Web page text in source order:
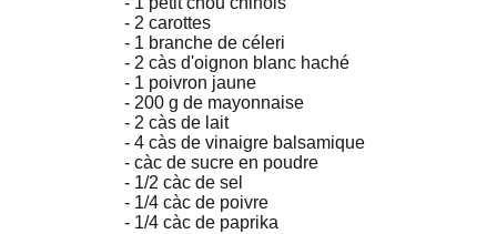
- 2 carottes
- 1 branche de céleri
- 2 càs d'oignon blanc haché
- 1 poivron jaune
- 200 g de mayonnaise
- 2 càs de lait
- 4 càs de vinaigre balsamique
- càc de sucre en poudre
- 1/2 càc de sel
- 1/4 càc de poivre
- 1/4 càc de paprika